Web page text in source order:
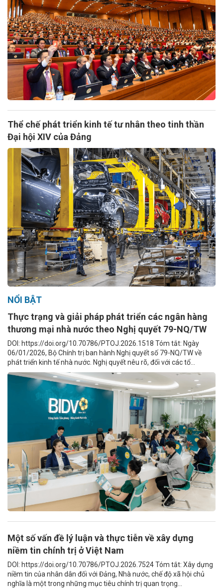
Thể chế phát triển kinh tế tư nhân theo tinh thần
Đại hội XIV của Đảng
NỔI BẬT
Thực trạng và giải pháp phát triển các ngân hàng
thương mại nhà nước theo Nghị quyết 79-NQ/TW
DOI: https://doi.org/10.70786/PTOJ.2026.1518 Tóm tắt: Ngày
06/01/2026, Bộ Chính trị ban hành Nghị quyết số 79-NQ/TW về
phát triển kinh tế nhà nước. Nghị quyết nêu rõ, đối với các tổ...
Một số vấn đề lý luận và thực tiễn về xây dựng
niềm tin chính trị ở Việt Nam
DOI: https://doi.org/10.70786/PTOJ.2026.7524 Tóm tắt: Xây dựng
niềm tin của nhân dân đối với Đảng, Nhà nước, chế độ xã hội chủ
nghĩa là một trong những mục tiêu chính trị quan trọng...